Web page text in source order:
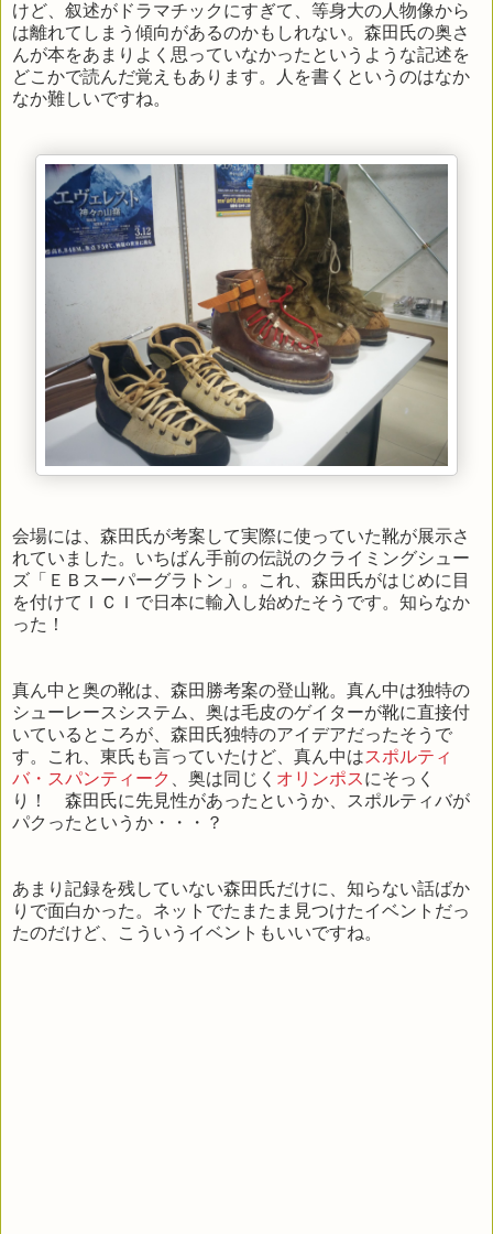
けど、叙述がドラマチックにすぎて、等身大の人物像から
は離れてしまう傾向があるのかもしれない。森田氏の奥さ
んが本をあまりよく思っていなかったというような記述を
どこかで読んだ覚えもあります。人を書くというのはなか
なか難しいですね。
会場には、森田氏が考案して実際に使っていた靴が展示さ
れていました。いちばん手前の伝説のクライミングシュー
ズ「ＥＢスーパーグラトン」。これ、森田氏がはじめに目
を付けてＩＣＩで日本に輸入し始めたそうです。知らなか
った！
真ん中と奥の靴は、森田勝考案の登山靴。真ん中は独特の
シューレースシステム、奥は毛皮のゲイターが靴に直接付
いているところが、森田氏独特のアイデアだったそうで
す。これ、東氏も言っていたけど、真ん中はスポルティ
バ・スパンティーク
、奥は同じく オリンポスにそっく
り！ 森田氏に先見性があったというか、スポルティバが
パクったというか・・・？
あまり記録を残していない森田氏だけに、知らない話ばか
りで面白かった。ネットでたまたま見つけたイベントだっ
たのだけど、こういうイベントもいいですね。